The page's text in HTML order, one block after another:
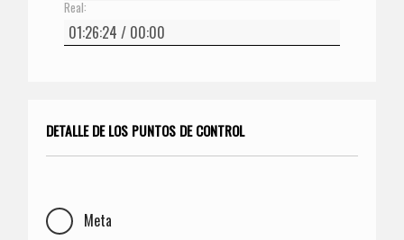
Real:
DETALLE DE LOS PUNTOS DE CONTROL
Meta